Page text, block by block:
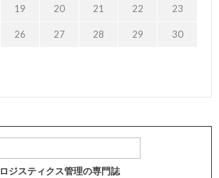
19 20 21 22 23
26 27 28 29 30
ロジスティクス管理の専門誌